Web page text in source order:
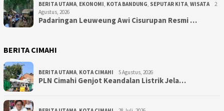
BERITA UTAMA, EKONOMI, KOTA BANDUNG, SEPUTAR KITA, WISATA
2
Agustus, 2026
Padaringan Leuweung Awi Cisurupan Resmi …
BERITA CIMAHI
BERITA UTAMA, KOTA CIMAHI 5 Agustus, 2026
PLN Cimahi Genjot Keandalan Listrik Jela…